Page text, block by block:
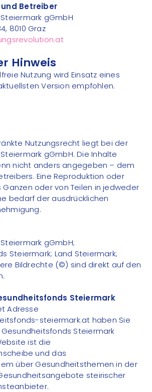
Betreiber
gGmbH
8010 Graz
Hinweis
Nutzung wird Einsatz eines
Version empfohlen.
Nutzungsrecht liegt bei der
gGmbH. Die Inhalte
nicht anders angegeben – dem
Eine Reproduktion oder
oder von Teilen in jedweder
bedarf der ausdrücklichen
gGmbH;
Steiermark; Land Steiermark;
Bildrechte (©) sind direkt auf den
Steiermark
Adresse
steiermark.at haben Sie
Steiermark
ist die
und das
über Gesundheitsthemen in der
steirischer